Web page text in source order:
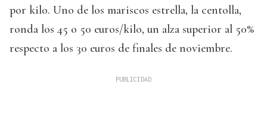
por kilo. Uno de los mariscos estrella, la centolla,
ronda los 45 o 50 euros/kilo, un alza superior al 50%
respecto a los 30 euros de finales de noviembre.